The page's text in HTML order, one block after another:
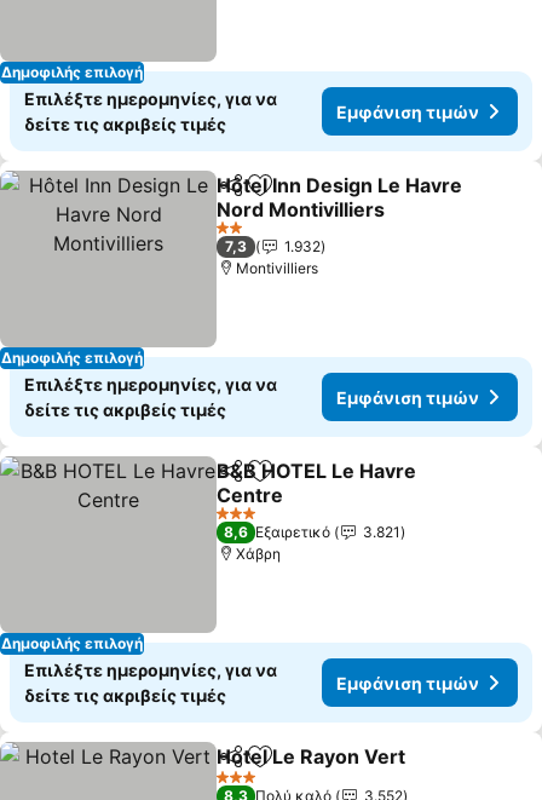
Δημοφιλής επιλογή
Επιλέξτε ημερομηνίες, για να
δείτε τις ακριβείς τιμές
Εμφάνιση τιμών
Δημοφιλής επιλογή
Κοινοποίηση
Προσθήκη στα αγαπημένα
Hôtel Inn Design Le Havre
Nord Montivilliers
Εμφάνιση τιμών
2 Αστέρια
7,3
1.932
Montivilliers
Επιλέξτε ημερομηνίες, για να
δείτε τις ακριβείς τιμές
Εμφάνιση τιμών
Δημοφιλής επιλογή
Κοινοποίηση
Προσθήκη στα αγαπημένα
B&B HOTEL Le Havre
Centre
Εμφάνιση τιμών
3 Αστέρια
8,6 Εξαιρετικό
3.821
Χάβρη
Επιλέξτε ημερομηνίες, για να
δείτε τις ακριβείς τιμές
Εμφάνιση τιμών
Κοινοποίηση
Προσθήκη στα αγαπημένα
Hotel Le Rayon Vert
3 Αστέρια
8,3 Πολύ καλό
3.552